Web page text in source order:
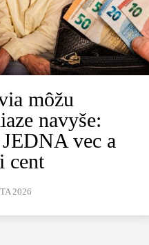
môžu
navyše:
vec a
cent
2026